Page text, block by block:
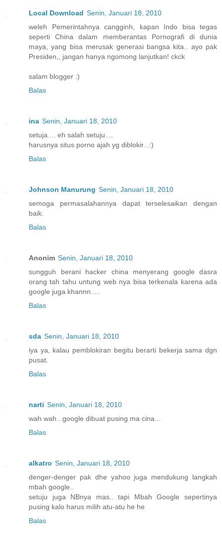
Local Download Senin, Januari 18, 2010
weleh Pemerintahnya cangginh, kapan Indo bisa tegas
seperti China dalam memberantas Pornografi di dunia
maya, yang bisa merusak generasi bangsa kita.. ayo pak
Presiden,, jangan hanya ngomong lanjutkan! ckck
salam blogger :)
Balas
ina Senin, Januari 18, 2010
setuja.... eh salah setuju....
harusnya situs porno ajah yg diblokir...:)
Balas
Johnson Manurung Senin, Januari 18, 2010
semoga permasalahannya dapat terselesaikan dengan
baik.
Balas
Anonim Senin, Januari 18, 2010
sungguh berani hacker china menyerang google dasra
orang tah tahu untung web nya bisa terkenala karena ada
google juga khannn.....
Balas
sda Senin, Januari 18, 2010
iya ya, kalau pemblokiran begitu berarti bekerja sama dgn
pusat.
Balas
narti Senin, Januari 18, 2010
wah wah...google dibuat pusing ma cina...
Balas
alkatro Senin, Januari 18, 2010
denger-denger pak dhe yahoo juga mendukung langkah
mbah google..
setuju juga NBnya mas.. tapi Mbah Google sepertinya
pusing kalo harus milih atu-atu he he
Balas